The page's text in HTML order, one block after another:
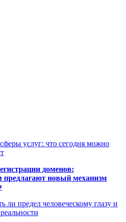
услуг: что сегодня можно
доменов:
новый механизм
ли предел человеческому глазу и